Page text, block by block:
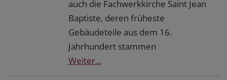
auch die Fachwerkkirche Saint Jean
Baptiste, deren früheste
Gebäudeteile aus dem 16.
Jahrhundert stammen
Weiter...